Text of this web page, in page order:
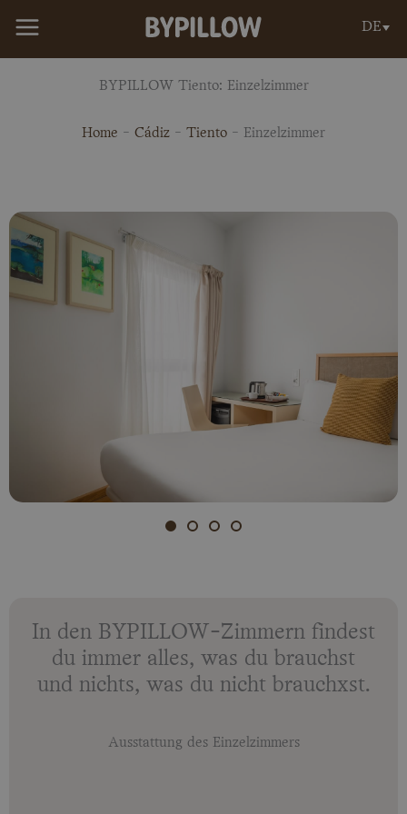
Inhalt
DE
BYPILLOW Tiento: Einzelzimmer
Home - Cádiz - Tiento - Einzelzimmer
In den BYPILLOW-Zimmern findest
du immer alles, was du brauchst
und nichts, was du nicht brauchxst.
Ausstattung des Einzelzimmers